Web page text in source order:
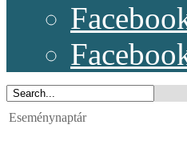
Eseménynaptár